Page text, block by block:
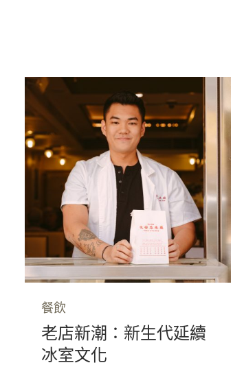
餐飲
老店新潮：新生代延續
冰室文化